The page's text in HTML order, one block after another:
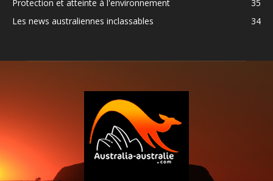
Protection et atteinte à l'environnement
35
Les news australiennes inclassables
34